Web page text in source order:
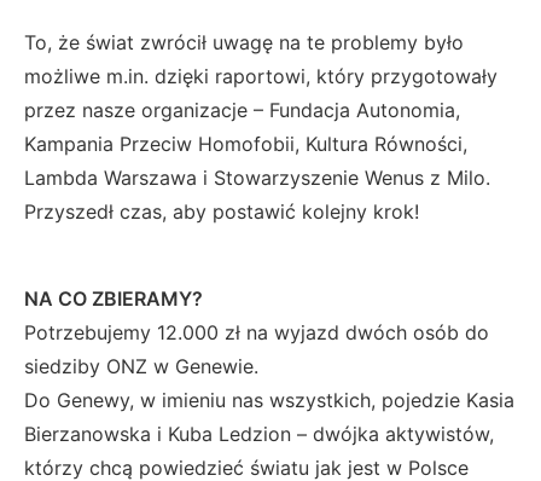
To, że świat zwrócił uwagę na te problemy było
możliwe m.in. dzięki raportowi, który przygotowały
przez nasze organizacje – Fundacja Autonomia,
Kampania Przeciw Homofobii, Kultura Równości,
Lambda Warszawa i Stowarzyszenie Wenus z Milo.
Przyszedł czas, aby postawić kolejny krok!
NA CO ZBIERAMY?
Potrzebujemy 12.000 zł na wyjazd dwóch osób do
siedziby ONZ w Genewie.
Do Genewy, w imieniu nas wszystkich, pojedzie Kasia
Bierzanowska i Kuba Ledzion – dwójka aktywistów,
którzy chcą powiedzieć światu jak jest w Polsce